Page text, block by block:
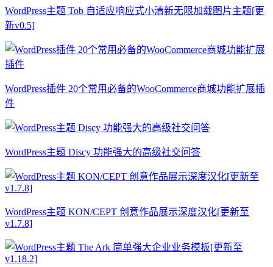
WordPress主题 Tob 自适应响应式小清新无限加载图片主题[更
新v0.5]
WordPress插件 20个常用必备的WooCommerce商城功能扩展插
件
WordPress主题 Discy 功能强大的高级社交问答
WordPress主题 KON/CEPT 创意作品展示深度汉化[更新至
v1.7.8]